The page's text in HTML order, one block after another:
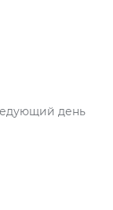
день